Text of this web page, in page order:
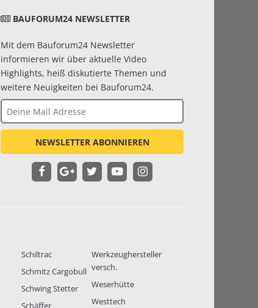
BAUFORUM24 NEWSLETTER
Mit dem Bauforum24 Newsletter
informieren wir über aktuelle Video
Highlights, heiß diskutierte Themen und
weitere Neuigkeiten bei Bauforum24.
NEWSLETTER ABONNIEREN
Schiltrac
Schmitz Cargobull
Schwing Stetter
Schäffer
Werkzeughersteller
versch.
Weserhütte
Westtech